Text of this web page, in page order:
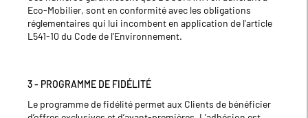
Eco-Mobilier, sont en conformité avec les obligations
réglementaires qui lui incombent en application de l'article
L541-10 du Code de l'Environnement.
3 - PROGRAMME DE FIDÉLITÉ
Le programme de fidélité permet aux Clients de bénéficier